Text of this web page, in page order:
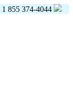
1 855 374-4044